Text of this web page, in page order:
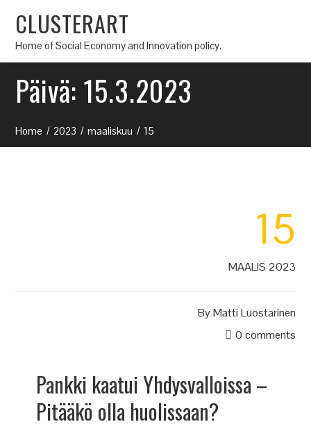
CLUSTERART
Home of Social Economy and Innovation policy.
Päivä: 15.3.2023
Home 2023 maaliskuu 15
15
MAALIS 2023
ByMatti Luostarinen
0 comments
Pankki kaatui Yhdysvalloissa –
Pitääkö olla huolissaan?